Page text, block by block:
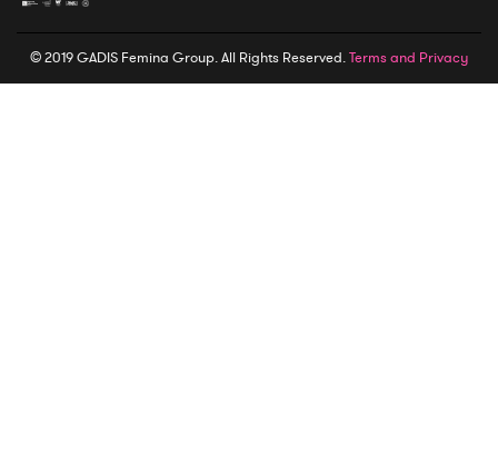
© 2019 GADIS Femina Group. All Rights Reserved.Terms and Privacy